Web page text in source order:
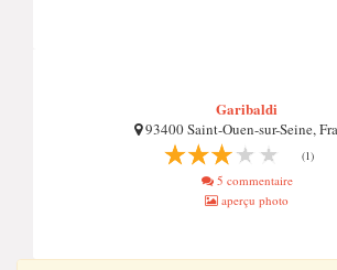
Garibaldi
93400 Saint-Ouen-sur-Seine,
(1)
5 commentaire
aperçu photo